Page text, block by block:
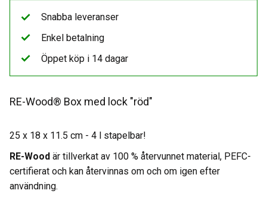
RE-Wood® Box med lock "röd"
25 x 18 x 11.5 cm - 4 l stapelbar!
RE-Wood är tillverkat av 100 % återvunnet material, PEFC-
certifierat och kan återvinnas om och om igen efter
användning.
Snabba leveranser
Enkel betalning
Öppet köp i 14 dagar